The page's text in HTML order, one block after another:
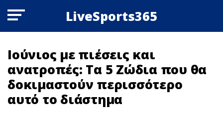
LiveSports365
Ιούνιος με πιέσεις και
ανατροπές: Τα 5 Zώδια που θα
δοκιμαστούν περισσότερο
αυτό το διάστημα